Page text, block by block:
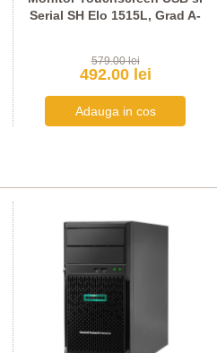
Serial SH Elo 1515L, Grad A-
579.00 lei
492.00 lei